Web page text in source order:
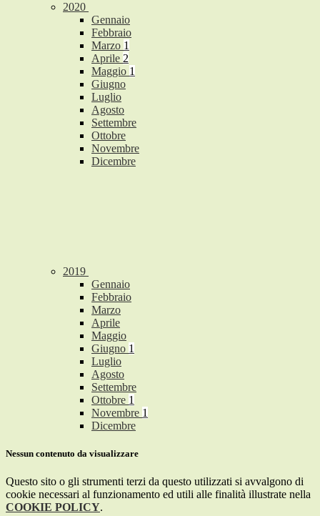
2020
Gennaio
Febbraio
Marzo 1
Aprile 2
Maggio 1
Giugno
Luglio
Agosto
Settembre
Ottobre
Novembre
Dicembre
2019
Gennaio
Febbraio
Marzo
Aprile
Maggio
Giugno 1
Luglio
Agosto
Settembre
Ottobre 1
Novembre 1
Dicembre
Nessun contenuto da visualizzare
Questo sito o gli strumenti terzi da questo utilizzati si avvalgono di
cookie necessari al funzionamento ed utili alle finalità illustrate nella
COOKIE POLICY.